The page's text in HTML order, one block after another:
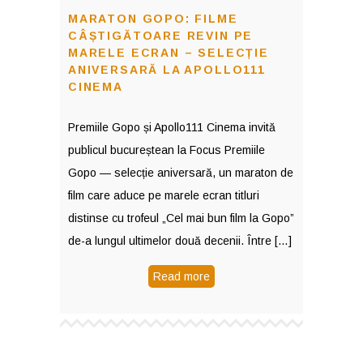
MARATON GOPO: FILME
CÂȘTIGĂTOARE REVIN PE
MARELE ECRAN – SELECȚIE
ANIVERSARĂ LA APOLLO111
CINEMA
Premiile Gopo și Apollo111 Cinema invită
publicul bucureștean la Focus Premiile
Gopo — selecție aniversară, un maraton de
film care aduce pe marele ecran titluri
distinse cu trofeul „Cel mai bun film la Gopo”
de-a lungul ultimelor două decenii. Între […]
Read more